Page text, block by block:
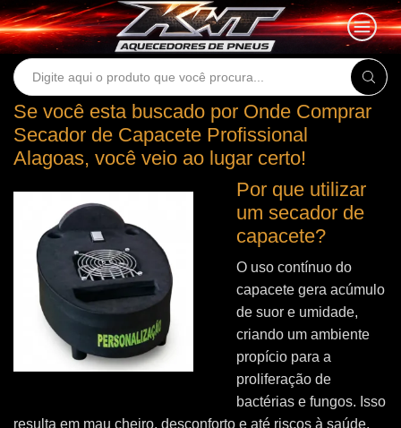
Search
Se você esta buscado por Onde Comprar
Secador de Capacete Profissional
Alagoas, você veio ao lugar certo!
Por que utilizar
um secador de
capacete?
O uso contínuo do
capacete gera acúmulo
de suor e umidade,
criando um ambiente
propício para a
proliferação de
bactérias e fungos. Isso
resulta em mau cheiro, desconforto e até riscos à saúde.